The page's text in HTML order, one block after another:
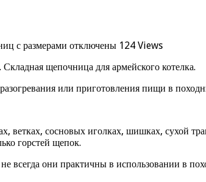
с размерами отключены 124 Views
щепочница для армейского котелка.
или приготовления пищи в
ветках, сосновых иголках, шишках, сухой
горстей щепок.
всегда они практичны в использовании в